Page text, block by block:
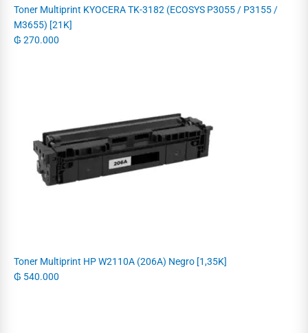
Toner Multiprint KYOCERA TK-3182 (ECOSYS P3055 / P3155 /
M3655) [21K]
₲ 270.000
Toner Multiprint HP W2110A (206A) Negro [1,35K]
₲ 540.000